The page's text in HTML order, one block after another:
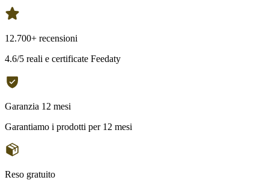
12.700+ recensioni
4.6/5 reali e certificate Feedaty
Garanzia 12 mesi
Garantiamo i prodotti per 12 mesi
Reso gratuito